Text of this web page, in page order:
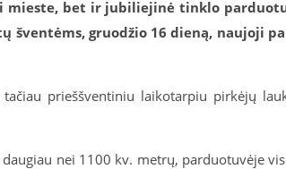
mieste, bet ir jubiliejinė tinklo
šventėms, gruodžio 16 dieną, naujoji
prieššventiniu laikotarpiu pirkėjų
nei 1100 kv. metrų, parduotuvėje